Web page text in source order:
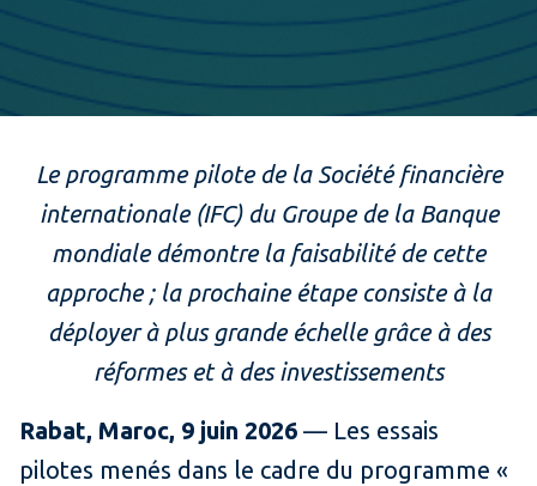
Le programme pilote de la Société financière
internationale (IFC) du Groupe de la Banque
mondiale démontre la faisabilité de cette
approche ; la prochaine étape consiste à la
déployer à plus grande échelle grâce à des
réformes et à des investissements
Rabat, Maroc, 9 juin 2026 — Les essais
pilotes menés dans le cadre du programme «